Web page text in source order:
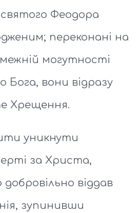
Феодора
переконані на
могутності
Бога, вони відразу
Хрещення.
уникнути
за Христа,
віддав
зупинивши